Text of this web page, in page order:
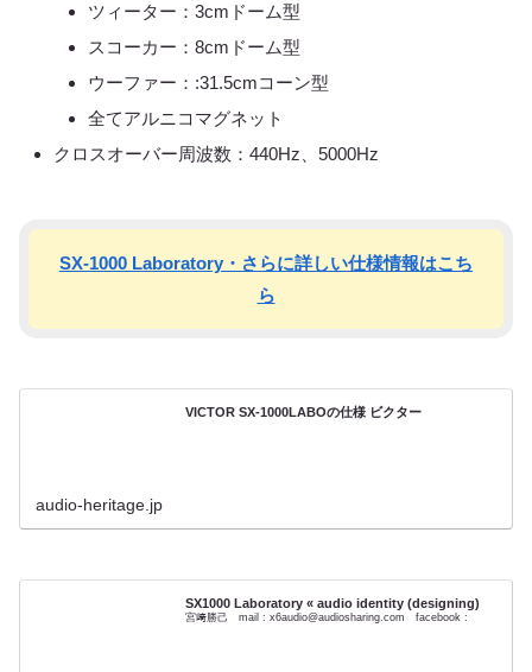
ツィーター：3cmドーム型
スコーカー：8cmドーム型
ウーファー：:31.5cmコーン型
全てアルニコマグネット
クロスオーバー周波数：440Hz、5000Hz
SX-1000 Laboratory・さらに詳しい仕様情報はこち
ら
VICTOR SX-1000LABOの仕様 ビクター
audio-heritage.jp
SX1000 Laboratory « audio identity (designing)
宮﨑勝己 mail : x6audio@audiosharing.com facebook :